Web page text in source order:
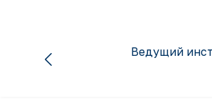
Ведущий